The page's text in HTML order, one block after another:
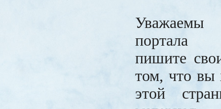
Уважаемы
портала
пишите
том, что вы
этой